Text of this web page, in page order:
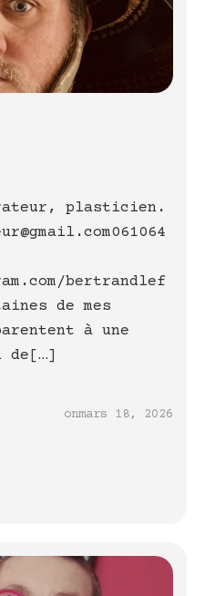
plasticien.
bertrandlef
de mes
à une
onmars 18, 2026